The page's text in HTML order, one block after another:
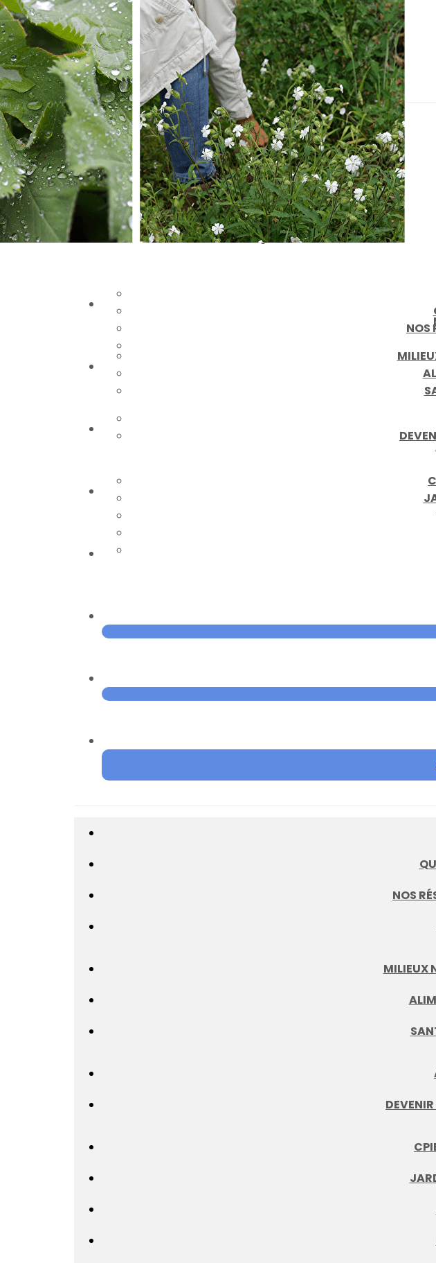
Exporter les lignes sélectionnées
Exporter toutes les colonnes
Exporter uniquement les colonnes affichées
Menu
Ajoutez un logo, un bouton, des réseaux sociaux
Cliquez pour éditer
NOS
NOS
MILIEUX